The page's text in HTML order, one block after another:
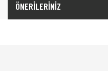
ÖNERİLERİNİZ